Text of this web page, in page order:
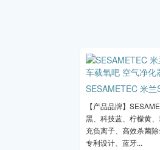
SESAMETEC 米
【产品品牌】
黑、科技蓝、柠檬黄
充负离子、高效杀菌
专利设计、蓝牙...